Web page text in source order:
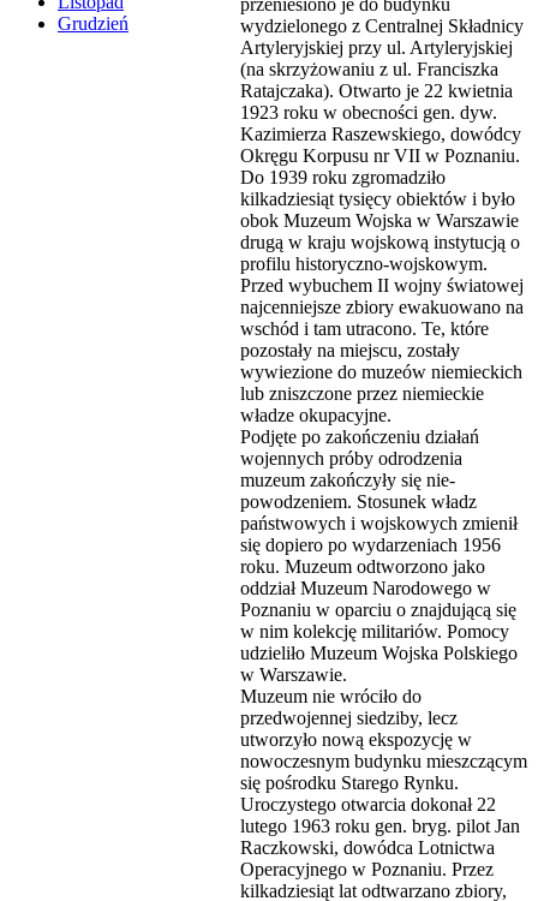
Grudzień
przeniesiono je do budynku
wydzielonego z Centralnej Składnicy
Artyleryjskiej przy ul. Artyleryjskiej
(na skrzyżowaniu z ul. Franciszka
Ratajczaka). Otwarto je 22 kwietnia
1923 roku w obecności gen. dyw.
Kazimierza Raszewskiego, dowódcy
Okręgu Korpusu nr VII w Poznaniu.
Do 1939 roku zgromadziło
kilkadziesiąt tysięcy obiektów i było
obok Muzeum Wojska w Warszawie
drugą w kraju wojskową instytucją o
profilu historyczno-wojskowym.
Przed wybuchem II wojny światowej
najcenniejsze zbiory ewakuowano na
wschód i tam utracono. Te, które
pozostały na miejscu, zostały
wywiezione do muzeów niemieckich
lub zniszczone przez niemieckie
władze okupacyjne.
Podjęte po zakończeniu działań
wojennych próby odrodzenia
muzeum zakończyły się nie-
powodzeniem. Stosunek władz
państwowych i wojskowych zmienił
się dopiero po wydarzeniach 1956
roku. Muzeum odtworzono jako
oddział Muzeum Narodowego w
Poznaniu w oparciu o znajdującą się
w nim kolekcję militariów. Pomocy
udzieliło Muzeum Wojska Polskiego
w Warszawie.
Muzeum nie wróciło do
przedwojennej siedziby, lecz
utworzyło nową ekspozycję w
nowoczesnym budynku mieszczącym
się pośrodku Starego Rynku.
Uroczystego otwarcia dokonał 22
lutego 1963 roku gen. bryg. pilot Jan
Raczkowski, dowódca Lotnictwa
Operacyjnego w Poznaniu. Przez
kilkadziesiąt lat odtwarzano zbiory,